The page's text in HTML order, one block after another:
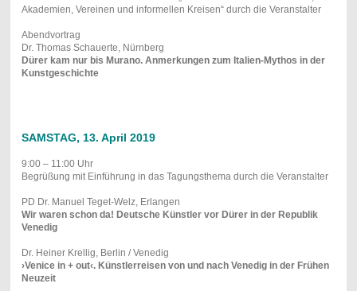
Akademien, Vereinen und informellen Kreisen“ durch die Veranstalter
Abendvortrag
Dr. Thomas Schauerte, Nürnberg
Dürer kam nur bis Murano. Anmerkungen zum Italien-Mythos in der
Kunstgeschichte
SAMSTAG, 13. April 2019
9:00 – 11:00 Uhr
Begrüßung mit Einführung in das Tagungsthema durch die Veranstalter
PD Dr. Manuel Teget-Welz, Erlangen
Wir waren schon da! Deutsche Künstler vor Dürer in der Republik
Venedig
Dr. Heiner Krellig, Berlin / Venedig
›Venice in + out‹. Künstlerreisen von und nach Venedig in der Frühen
Neuzeit